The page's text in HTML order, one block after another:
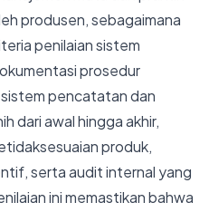
produsen, sebagaimana
penilaian sistem
prosedur
pencatatan dan
dari awal hingga akhir,
produk,
serta audit internal yang
ini memastikan bahwa